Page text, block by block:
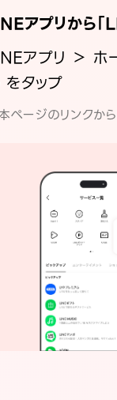
アプリから「
アプリ ＞ ホ
をタップ
ページのリンクか